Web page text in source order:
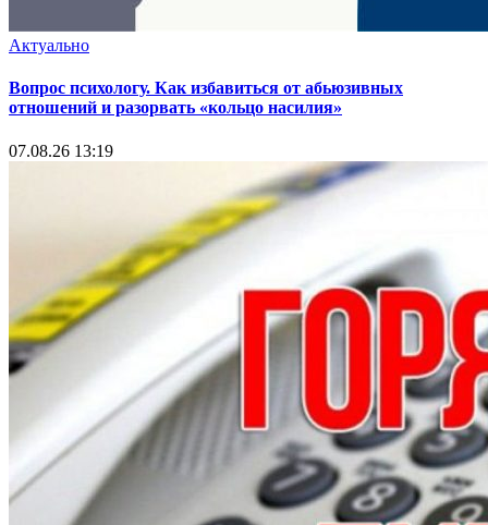
Актуально
Вопрос психологу. Как избавиться от абьюзивных
отношений и разорвать «кольцо насилия»
07.08.26 13:19